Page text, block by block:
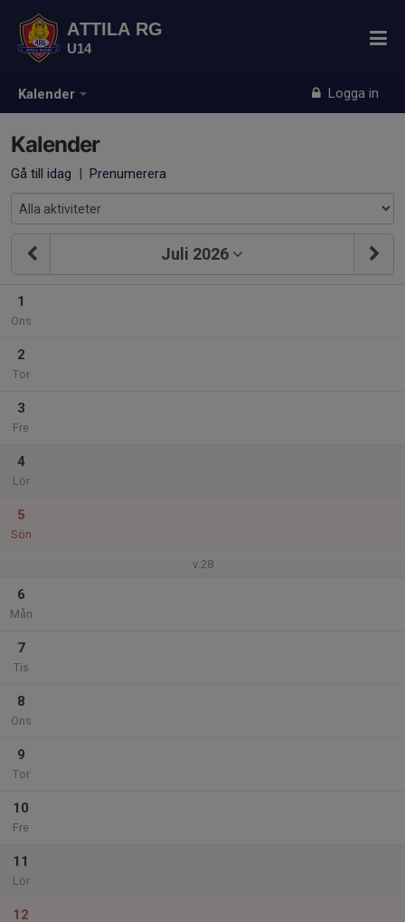
Kalender Logga in
ATTILA RG
U14
Kalender
Gå till idag | Prenumerera
Juli 2026
1
Ons
2
Tor
3
Fre
4
Lör
5
Sön
v.28
6
Mån
7
Tis
8
Ons
9
Tor
10
Fre
11
Lör
12